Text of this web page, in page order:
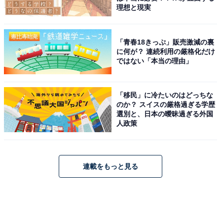
理想と現実
「青春18きっぷ」販売激減の裏
に何が？ 連続利用の厳格化だけ
ではない「本当の理由」
「移民」に冷たいのはどっちな
のか？ スイスの厳格過ぎる学歴
選別と、日本の曖昧過ぎる外国
人政策
連載をもっと見る